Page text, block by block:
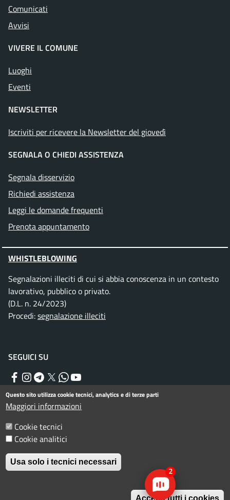
Comunicati
Avvisi
VIVERE IL COMUNE
Luoghi
Eventi
NEWSLETTER
Iscriviti per ricevere la Newsletter del giovedì
SEGNALA O CHIEDI ASSISTENZA
Segnala disservizio
Richiedi assistenza
Leggi le domande frequenti
Prenota appuntamento
WHISTLEBLOWING
Segnalazioni illeciti di cui si abbia conoscenza in un contesto
lavorativo, pubblico o privato.
(D.L. n. 24/2023)
Procedi:segnalazione illeciti
SEGUICI SU
Facebook
Instagram
Telegram
TwitterWhatsApp
Menu piè di pagina
Dichiarazione di accessibilità
© Comune di Rimini. Tutti i diritti riservati.
Questo sito utilizza cookie tecnici, analytics e di terze parti
Maggiori informazioni
Cookie tecnici
Cookie analitici
Usa solo i tecnici necessari
Accetta tutti i cookies
2